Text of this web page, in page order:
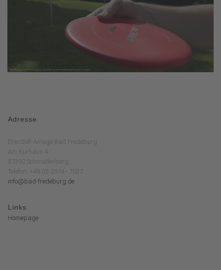
Adresse
DiscGolf-Anlage Bad Fredeburg
Am Kurhaus 4
57392 Schmallenberg
Telefon: +49 (0) 2974 - 7037
info@bad-fredeburg.de
Links
Homepage